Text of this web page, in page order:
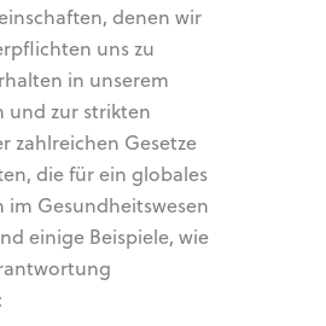
denen wir
uns zu
in unserem
und zur strikten
zahlreichen Gesetze
die für ein globales
Gesundheitswesen
einige Beispiele, wie